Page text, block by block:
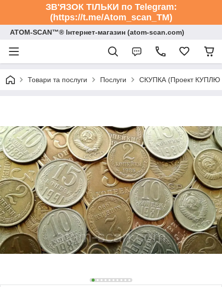
ЗВ'ЯЗОК ТІЛЬКИ по Telegram:
(https://t.me/Atom_scan_TM)
ATOM-SCAN™® Інтернет-магазин (atom-scan.com)
Товари та послуги Послуги СКУПКА (Проект